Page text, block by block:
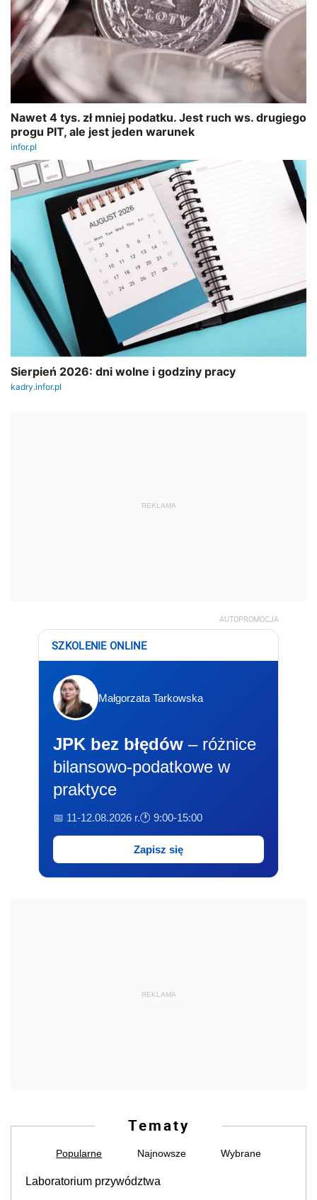
REKLAMA
AUTOPROMOCJA
SZKOLENIE ONLINE
Małgorzata Tarkowska
JPK bez błędów – różnice
bilansowo-podatkowe w
praktyce
📅 11-12.08.2026 r.🕐 9:00-15:00
Zapisz się
REKLAMA
Tematy
Popularne Najnowsze Wybrane
Laboratorium przywództwa